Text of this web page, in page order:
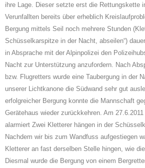
ihre Lage. Dieser setzte erst die Rettungskette
Verunfallten bereits über erheblich
Bergung mittels Seil noch mehrere Stunden
Schüsselkarspitze in der Nacht, abseilen“)
in Absprache mit der Alpinpolizei den
Nacht zur Unterstützung anzufordern. Nach
bzw. Flugretters wurde eine Taubergung in der
unserer Lichtkanone die Südwand sehr gut
erfolgreicher Bergung konnte die Mannschaft
Gerätehaus wieder zurückkehren. Am
alarmiert Zwei Kletterer hängen in der
Nachdem wir bis zum Wandfuss aufgestiegen
Kletterer an fast derselben Stelle hingen, wie
Diesmal wurde die Bergung von einem